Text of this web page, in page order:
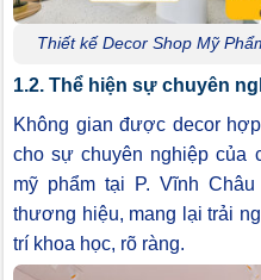
Thiết kế Decor Shop Mỹ
1.2. Thể hiện sự chuyên
Không gian được decor
cho sự chuyên nghiệp của
mỹ phẩm tại P. Vĩnh
thương hiệu, mang lại trải
trí khoa học, rõ ràng.